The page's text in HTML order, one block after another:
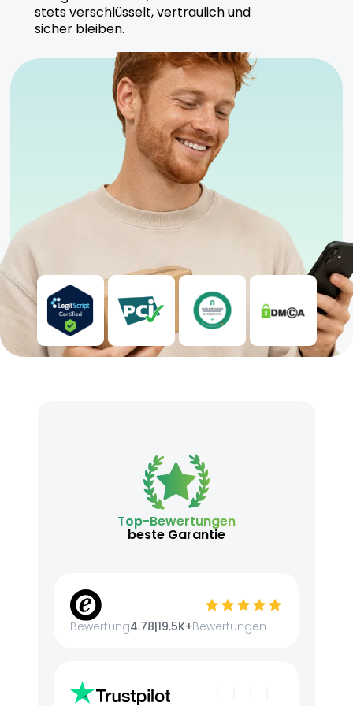
Qualitätsstandards, um eine gleichbleibende
Qualität und Sicherheit zu gewährleisten.
Nachhaltige Anbaumethoden sind Teil des
Produktionsprozesses.
Sicherheitshinweise
Kühl und trocken lagern
Nur für erfahrene Anwender geeignet
Anwendung unter ärztlicher Aufsicht empfohlen
stets verschlüsselt, vertraulich und
sicher bleiben.
Top-Bewertungen
beste Garantie
Bewertung4.78|19.5K+Bewertungen